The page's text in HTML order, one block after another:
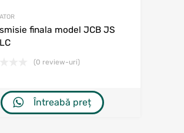
finala model JCB JS
(0 review-uri)
Întreabă preț